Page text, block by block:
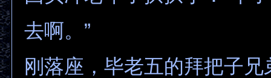
去啊。”
刚落座，毕老五的拜把子